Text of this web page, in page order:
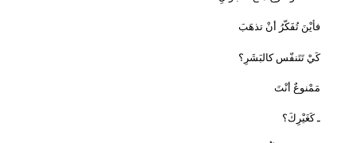
فأيْنَ تُفَكّرُ أنْ تذهَبَ
كَيْ تَتَنفّس كالبَشَرِ؟
مَمْنوعٌ أنْتَ
ـ كَغَيْرِكَ؟